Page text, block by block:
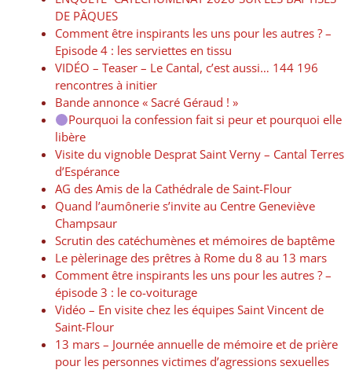
DE PÂQUES
Comment être inspirants les uns pour les autres ? –
Episode 4 : les serviettes en tissu
VIDÉO – Teaser – Le Cantal, c’est aussi… 144 196
rencontres à initier
Bande annonce « Sacré Géraud ! »
Pourquoi la confession fait si peur et pourquoi elle
libère
Visite du vignoble Desprat Saint Verny – Cantal Terres
d’Espérance
AG des Amis de la Cathédrale de Saint-Flour
Quand l’aumônerie s’invite au Centre Geneviève
Champsaur
Scrutin des catéchumènes et mémoires de baptême
Le pèlerinage des prêtres à Rome du 8 au 13 mars
Comment être inspirants les uns pour les autres ? –
épisode 3 : le co-voiturage
Vidéo – En visite chez les équipes Saint Vincent de
Saint-Flour
13 mars – Journée annuelle de mémoire et de prière
pour les personnes victimes d’agressions sexuelles